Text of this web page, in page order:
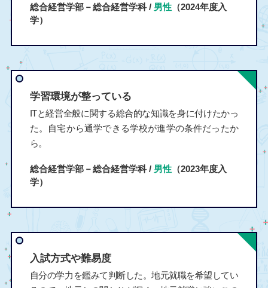
総合経営学部－総合経営学科 / 男性（2024年度入
学）
学習環境が整っている
ITと経営全般に関する総合的な知識を身に付けたかっ
た。自宅から通学できる学校が進学の条件だったか
ら。
総合経営学部－総合経営学科 / 男性（2023年度入
学）
入試方式や難易度
自分の学力を鑑みて判断した。地元就職を希望してい